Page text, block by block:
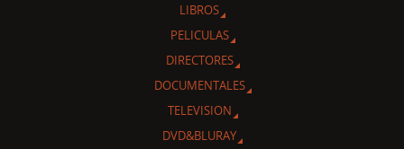
LIBROS
PELICULAS
DIRECTORES
DOCUMENTALES
TELEVISION
DVD&BLURAY